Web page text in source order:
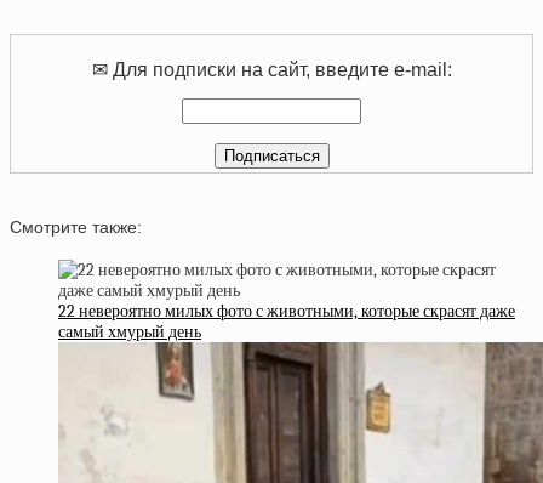
✉ Для подписки на сайт, введите e-mail:
Смотрите также:
22 невероятно милых фото с животными, которые скрасят даже
самый хмурый день